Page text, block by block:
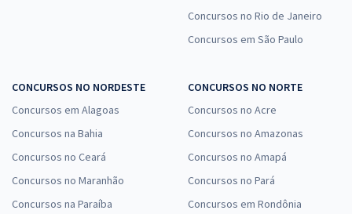
Concursos no Rio de Janeiro
Concursos em São Paulo
CONCURSOS NO NORDESTE
Concursos em Alagoas
Concursos na Bahia
Concursos no Ceará
Concursos no Maranhão
Concursos na Paraíba
CONCURSOS NO NORTE
Concursos no Acre
Concursos no Amazonas
Concursos no Amapá
Concursos no Pará
Concursos em Rondônia